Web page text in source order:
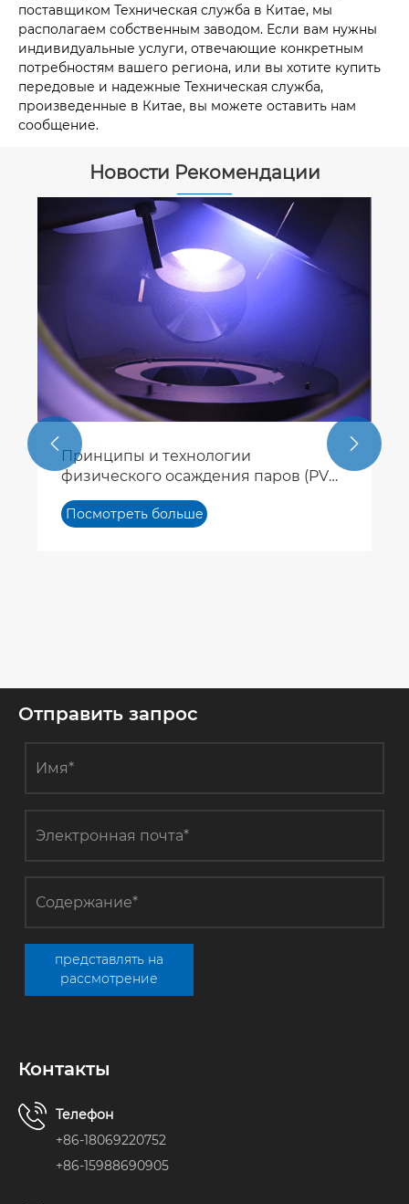
поставщиком Техническая служба в Китае, мы
располагаем собственным заводом. Если вам нужны
индивидуальные услуги, отвечающие конкретным
потребностям вашего региона, или вы хотите купить
передовые и надежные Техническая служба,
произведенные в Китае, вы можете оставить нам
сообщение.
Новости Рекомендации
Принципы и технологии
физического осаждения паров (PVD)
Посмотреть больше
 
Отправить запрос
представлять на
рассмотрение
Контакты
Телефон
+86-18069220752
+86-15988690905